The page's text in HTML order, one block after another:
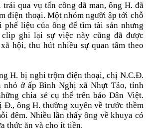
qua vụ tấn công dã man, ông H. đã
điện thoại. Một nhóm người ập tới chỗ
liệu của ông để tìm tài sản nhưng
clip ghi lại sự việc này cũng đã được
hội, thu hút nhiều sự quan tâm theo
H. bị nghi trộm điện thoại, chị N.C.Đ.
nhỏ ở ấp Bình Nghị xã Nhựt Tảo, tỉnh
chia sẻ cụ thể trên báo Dân Việt.
Đ., ông H. thường xuyên về trước thềm
đêm. Nhiều lần thấy ông về khuya có
thức ăn và cho ít tiền.